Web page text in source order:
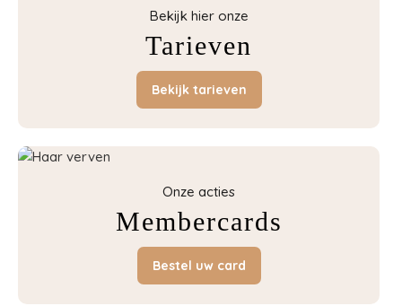
Bekijk hier onze
Tarieven
Bekijk tarieven
Onze acties
Membercards
Bestel uw card